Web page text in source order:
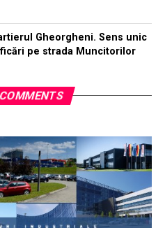
Gheorgheni. Sens unic
pe strada Muncitorilor